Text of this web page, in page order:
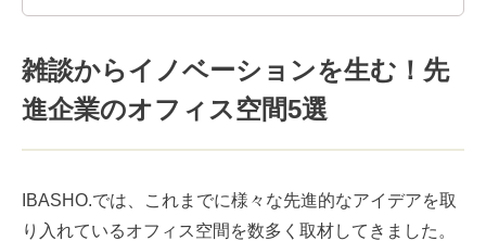
雑談からイノベーションを生む！先
進企業のオフィス空間5選
IBASHO.では、これまでに様々な先進的なアイデアを取
り入れているオフィス空間を数多く取材してきました。